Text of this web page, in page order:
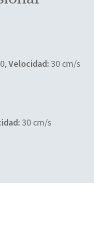
Velocidad: 30 cm/s
30 cm/s